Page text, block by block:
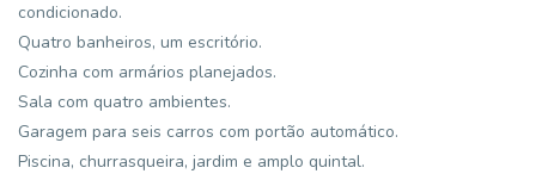
condicionado.
Quatro banheiros, um escritório.
Cozinha com armários planejados.
Sala com quatro ambientes.
Garagem para seis carros com portão automático.
Piscina, churrasqueira, jardim e amplo quintal.